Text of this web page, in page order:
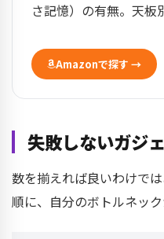
さ記憶）の有無。天
Amazonで探す →
失敗しないガジ
数を揃えれば良いわけで
順に、自分のボトルネッ